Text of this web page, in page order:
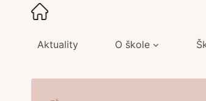
Přeskočit
Aktuality O škole